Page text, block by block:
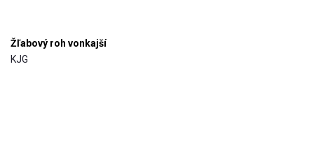
Žľabový roh vonkajší
KJG